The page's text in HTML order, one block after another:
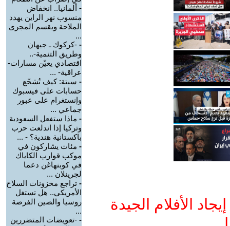
الأفلام الجيدة
- ألمانيا.. انخفاض
منسوب نهر الراين يهدد
الملاحة ويقسم المجرى
...
- -كركوك ـ جيهان
وطريق التنمية-..
اقتصادي يعيّن مسارات-
عراقية- ...
- سبتة: كيف تُشجّع
حسابات على فيسبوك
وإنستغرام على عبور
جماعي ...
- ماذا ستفعل السعودية
وتركيا إذا اندلعت حرب
باكستانية هندية؟ - ...
- مئات يشاركون في
موكب قوارب الكاياك
في كوبنهاغن دعما
لجرينلان ...
- تراجع مخزونات السلاح
الأمريكي.. هل تستغل
روسيا والصين الفرصة
...
- -تعويضات المتضررين